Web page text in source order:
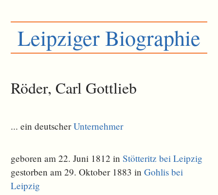
Leipziger Biographie
Röder, Carl Gottlieb
... ein deutscherUnternehmer
geboren am 22. Juni 1812 inStötteritz bei Leipzig
gestorben am 29. Oktober 1883 inGohlis bei
Leipzig